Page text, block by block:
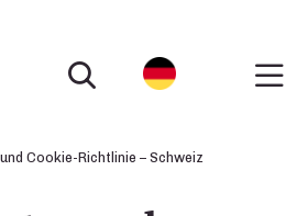
Cookie-Richtlinie – Schweiz